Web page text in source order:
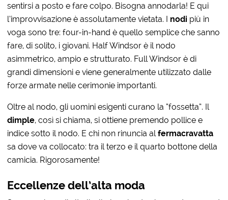
sentirsi a posto e fare colpo. Bisogna annodarla! E qui
l’improvvisazione è assolutamente vietata. I nodi più in
voga sono tre: four-in-hand è quello semplice che sanno
fare, di solito, i giovani. Half Windsor è il nodo
asimmetrico, ampio e strutturato. Full Windsor è di
grandi dimensioni e viene generalmente utilizzato dalle
forze armate nelle cerimonie importanti.
Oltre al nodo, gli uomini esigenti curano la “fossetta”. Il
dimple, così si chiama, si ottiene premendo pollice e
indice sotto il nodo. E chi non rinuncia alfermacravatta
sa dove va collocato: tra il terzo e il quarto bottone della
camicia. Rigorosamente!
Eccellenze dell’alta moda